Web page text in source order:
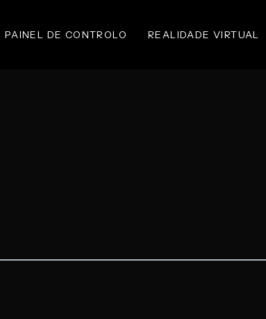
PAINEL DE CONTROLO REALIDADE VIRTUAL